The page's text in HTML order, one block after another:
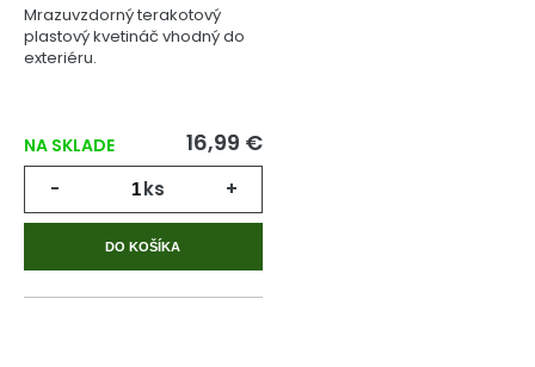
Mrazuvzdorný terakotový
plastový kvetináč vhodný do
exteriéru.
NA SKLADE 16,99 €
- ks +
DO KOŠÍKA